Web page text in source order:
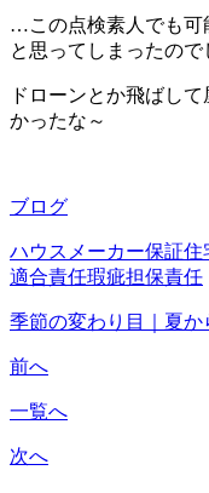
…この点検素人でも可
と思ってしまったので
ドローンとか飛ばし
かったな～
ブログ
ハウスメーカー保証住
適合責任瑕疵担保責任
季節の変わり目｜夏か
前へ
一覧へ
次へ